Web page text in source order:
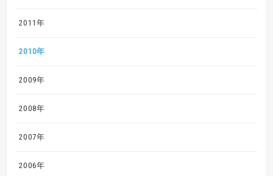
2011年
2010年
2009年
2008年
2007年
2006年